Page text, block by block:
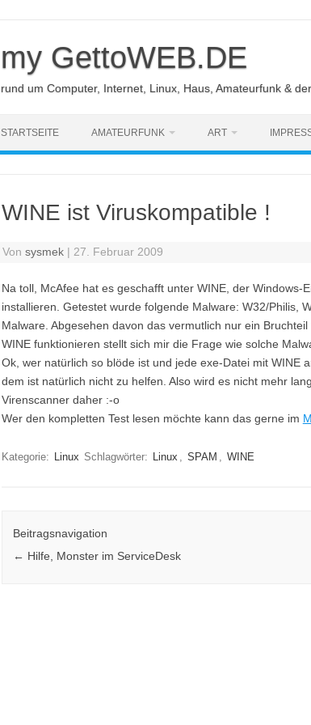
my GettoWEB.DE
rund um Computer, Internet, Linux, Haus, Amateurfunk &
STARTSEITE AMATEURFUNK ART
WINE ist Viruskompatible !
Vonsysmek | 27. Februar 2009
Na toll, McAfee hat es geschafft unter WINE, der Windows-
installieren. Getestet wurde folgende Malware: W32/Philis,
Malware. Abgesehen davon das vermutlich nur ein
WINE funktionieren stellt sich mir die Frage wie solche
Ok, wer natürlich so blöde ist und jede exe-Datei mit WINE
dem ist natürlich nicht zu helfen. Also wird es nicht mehr
Virenscanner daher :-o
Wer den kompletten Test lesen möchte kann das gerne im
Kategorie: Linux Schlagwörter: Linux , SPAM , WINE
Beitragsnavigation
← Hilfe, Monster im ServiceDesk